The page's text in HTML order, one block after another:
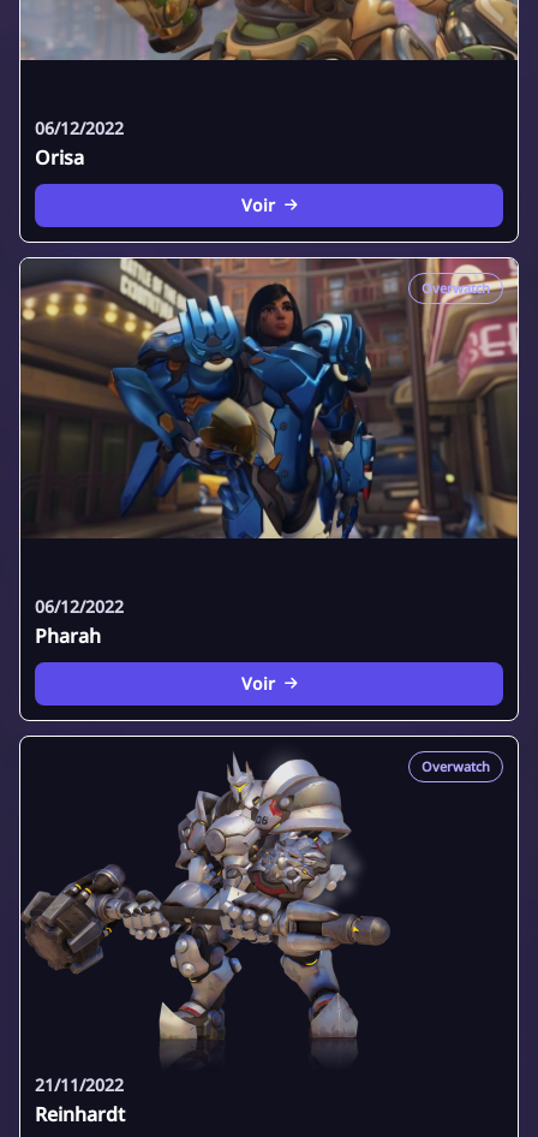
06/12/2022
Orisa
Voir
Overwatch
06/12/2022
Pharah
Voir
Overwatch
21/11/2022
Reinhardt